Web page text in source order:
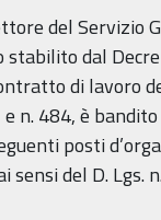
del Servizio
dal
di lavoro
n. 484, è
posti
sensi del D. Lgs.